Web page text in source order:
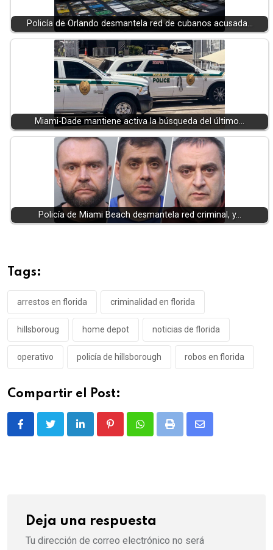
Policía de Orlando desmantela red de cubanos acusada…
Miami-Dade mantiene activa la búsqueda del último…
Policía de Miami Beach desmantela red criminal, y…
Tags:
arrestos en florida criminalidad en florida
hillsboroug home depot noticias de florida
operativo policía de hillsborough robos en florida
Compartir el Post:
LinkedIn PinterestWhatsappPrint
Share
Deja una respuesta
Tu dirección de correo electrónico no será